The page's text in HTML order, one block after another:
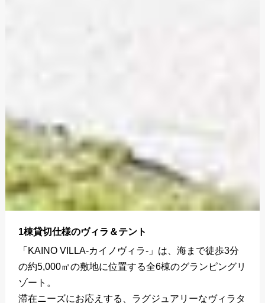
1棟貸切仕様のヴィラ＆テント
「KAINO VILLA-カイノヴィラ-」は、海まで徒歩3分
の約5,000㎡の敷地に位置する全6棟のグランピングリ
ゾート。
滞在ニーズにお応えする、ラグジュアリーなヴィラタ